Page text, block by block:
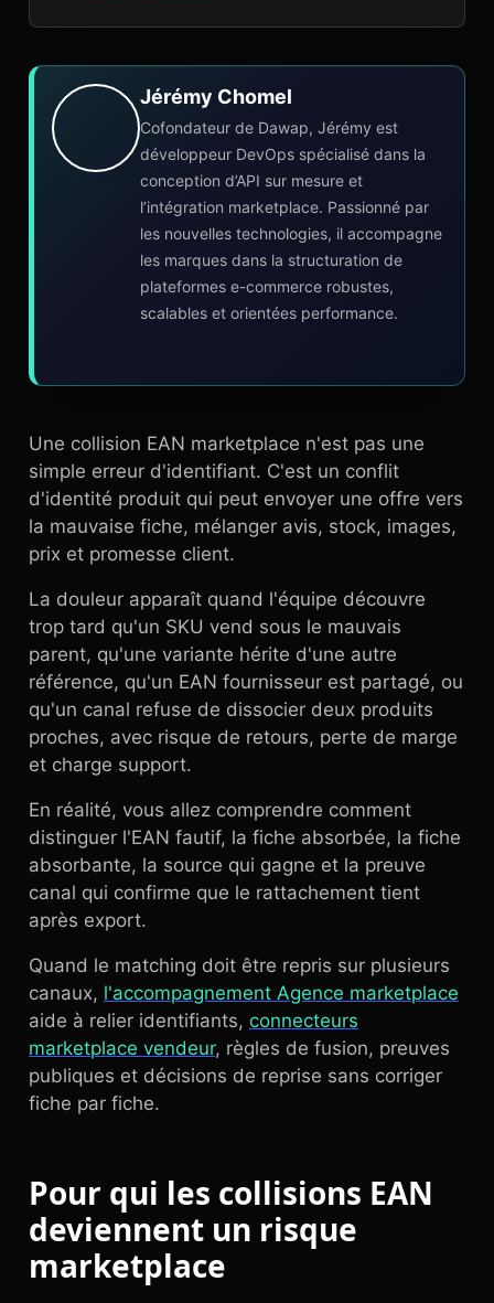
Jérémy Chomel
Cofondateur de Dawap, Jérémy est
développeur DevOps spécialisé dans la
conception d’API sur mesure et
l’intégration marketplace. Passionné par
les nouvelles technologies, il accompagne
les marques dans la structuration de
plateformes e-commerce robustes,
scalables et orientées performance.
Une collision EAN marketplace n'est pas une
simple erreur d'identifiant. C'est un conflit
d'identité produit qui peut envoyer une offre vers
la mauvaise fiche, mélanger avis, stock, images,
prix et promesse client.
La douleur apparaît quand l'équipe découvre
trop tard qu'un SKU vend sous le mauvais
parent, qu'une variante hérite d'une autre
référence, qu'un EAN fournisseur est partagé, ou
qu'un canal refuse de dissocier deux produits
proches, avec risque de retours, perte de marge
et charge support.
En réalité, vous allez comprendre comment
distinguer l'EAN fautif, la fiche absorbée, la fiche
absorbante, la source qui gagne et la preuve
canal qui confirme que le rattachement tient
après export.
Quand le matching doit être repris sur plusieurs
canaux, l'accompagnement Agence marketplace
aide à relier identifiants, connecteurs
marketplace vendeur, règles de fusion, preuves
publiques et décisions de reprise sans corriger
fiche par fiche.
Pour qui les collisions EAN
deviennent un risque
marketplace